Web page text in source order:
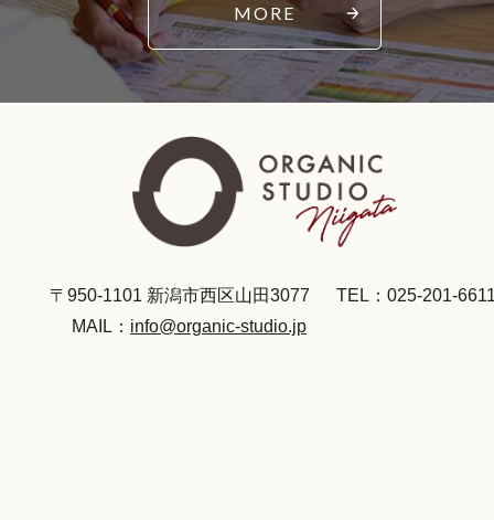
MORE
〒950-1101 新潟市西区山田3077
TEL：025-201-
MAIL： info@organic-studio.jp